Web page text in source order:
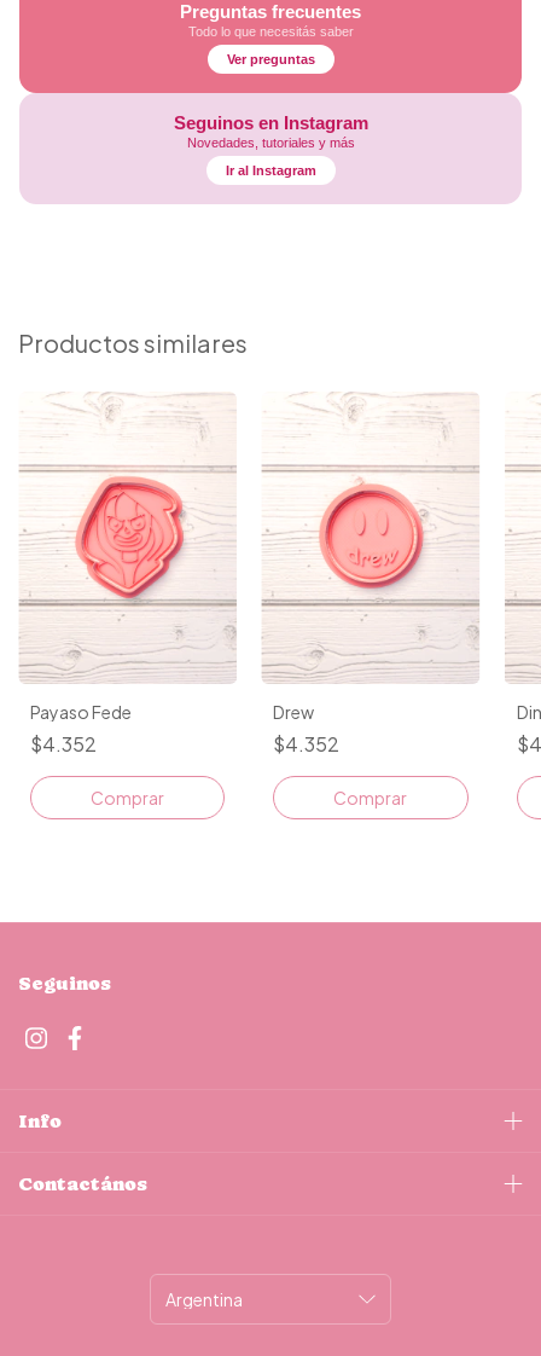
Preguntas frecuentes
Todo lo que necesitás saber
Ver preguntas
Seguinos en Instagram
Novedades, tutoriales y más
Ir al Instagram
Productos similares
Payaso Fede
$4.352
Comprar
Drew
$4.352
Comprar
Seguinos
Info
Contactános